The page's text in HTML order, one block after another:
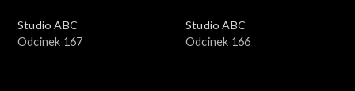
Studio ABC
Odcinek 167
Studio ABC
Odcinek 166